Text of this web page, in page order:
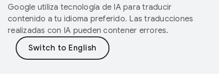
Google utiliza tecnología de IA para traducir
contenido a tu idioma preferido. Las traducciones
realizadas con IA pueden contener errores.